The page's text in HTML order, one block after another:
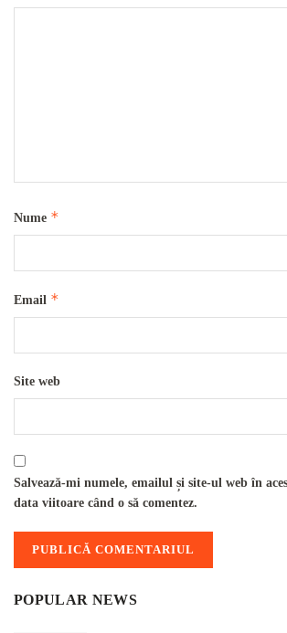
Nume *
Email *
Site web
Salvează-mi numele, emailul și site-ul web în
data viitoare când o să comentez.
POPULAR NEWS